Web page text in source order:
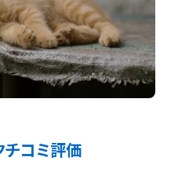
チコミ評価